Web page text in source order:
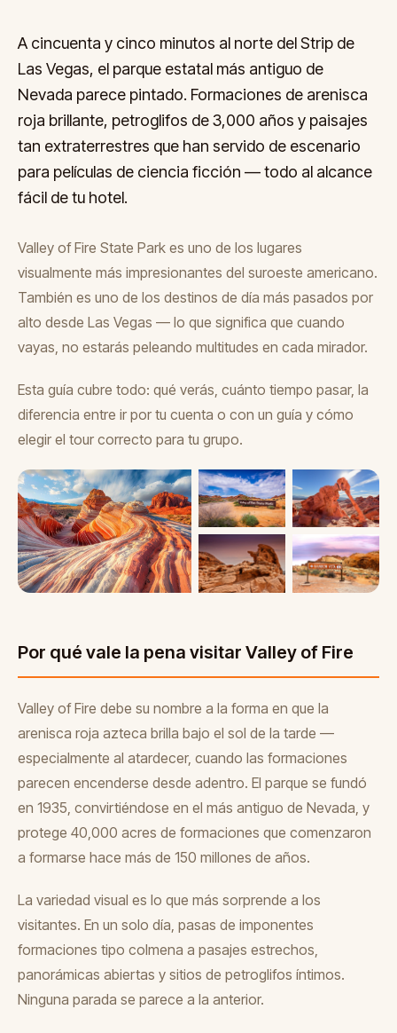
A cincuenta y cinco minutos al norte del Strip de
Las Vegas, el parque estatal más antiguo de
Nevada parece pintado. Formaciones de arenisca
roja brillante, petroglifos de 3,000 años y paisajes
tan extraterrestres que han servido de escenario
para películas de ciencia ficción — todo al alcance
fácil de tu hotel.
Valley of Fire State Park es uno de los lugares
visualmente más impresionantes del suroeste americano.
También es uno de los destinos de día más pasados por
alto desde Las Vegas — lo que significa que cuando
vayas, no estarás peleando multitudes en cada mirador.
Esta guía cubre todo: qué verás, cuánto tiempo pasar, la
diferencia entre ir por tu cuenta o con un guía y cómo
elegir el tour correcto para tu grupo.
Por qué vale la pena visitar Valley of Fire
Valley of Fire debe su nombre a la forma en que la
arenisca roja azteca brilla bajo el sol de la tarde —
especialmente al atardecer, cuando las formaciones
parecen encenderse desde adentro. El parque se fundó
en 1935, convirtiéndose en el más antiguo de Nevada, y
protege 40,000 acres de formaciones que comenzaron
a formarse hace más de 150 millones de años.
La variedad visual es lo que más sorprende a los
visitantes. En un solo día, pasas de imponentes
formaciones tipo colmena a pasajes estrechos,
panorámicas abiertas y sitios de petroglifos íntimos.
Ninguna parada se parece a la anterior.